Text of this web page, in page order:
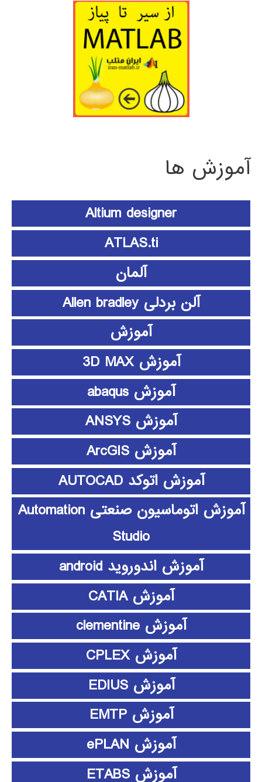
آموزش ها
Altium designer
ATLAS.ti
آلمان
آلن بردلی Allen bradley
آموزش
آموزش 3D MAX
آموزش abaqus
آموزش ANSYS
آموزش ArcGIS
آموزش اتوکد AUTOCAD
آموزش اتوماسیون صنعتی Automation
Studio
آموزش اندوروید android
آموزش CATIA
آموزش clementine
آموزش CPLEX
آموزش EDIUS
آموزش EMTP
آموزش ePLAN
آموزش ETABS